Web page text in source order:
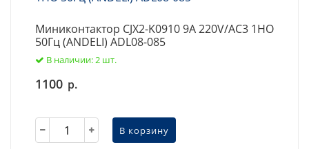
Миниконтактор CJX2-K0910 9A 220V/AC3 1НО
50Гц (ANDELI) ADL08-085
В наличии: 2 шт.
1100 р.
В корзину